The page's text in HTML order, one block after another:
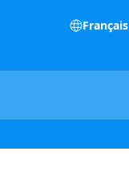
Français